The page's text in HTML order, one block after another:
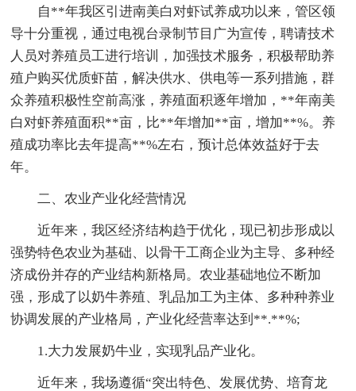
自**年我区引进南美白对虾试养成功以来，管区领
导十分重视，通过电视台录制节目广为宣传，聘请技术
人员对养殖员工进行培训，加强技术服务，积极帮助养
殖户购买优质虾苗，解决供水、供电等一系列措施，群
众养殖积极性空前高涨，养殖面积逐年增加，**年南美
白对虾养殖面积**亩，比**年增加**亩，增加**%。养
殖成功率比去年提高**%左右，预计总体效益好于去
年。
二、农业产业化经营情况
近年来，我区经济结构趋于优化，现已初步形成以
强势特色农业为基础、以骨干工商企业为主导、多种经
济成份并存的产业结构新格局。农业基础地位不断加
强，形成了以奶牛养殖、乳品加工为主体、多种种养业
协调发展的产业格局，产业化经营率达到**.**%;
1.大力发展奶牛业，实现乳品产业化。
近年来，我场遵循“突出特色、发展优势、培育龙